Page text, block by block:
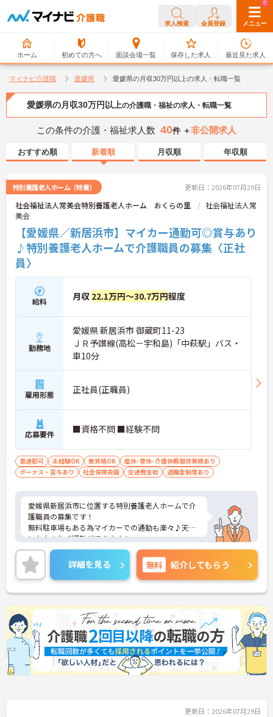
求人検索 会員登録 メニュー
ホーム 初めての方へ 面談会場一覧
0
保存した求人
0
最近見た求人
マイナビ介護職 愛媛県 愛媛県の月収30万円以上の求人・転職一覧
愛媛県の月収30万円以上の介護職・福祉の求人・転職一覧
この条件の介護・福祉求人数 40件 ＋非公開求人
おすすめ順 新着順 月収順 年収順
特別養護老人ホーム（特養） 更新日：2026年07月29日
社会福祉法人常美会特別養護老人ホーム おくらの里
社会福祉法人常
美会
【愛媛県／新居浜市】マイカー通勤可◎賞与あり
♪特別養護老人ホームで介護職員の募集〈正社
員〉
給料 月収 22.1万円～30.7万円程度
勤務地
愛媛県 新居浜市 御蔵町11-23
ＪＲ予讃線(高松－宇和島)「中萩駅」バス・
車10分
雇用形態 正社員(正職員)
応募要件 ■資格不問 ■経験不問
車通勤可 未経験OK 無資格OK
産休･育休･介護休暇取得実績あり
ボーナス・賞与あり
社会保険完備 交通費支給 退職金制度あり
愛媛県新居浜市に位置する特別養護老人ホームで介
護職員の募集です！
無料駐車場もある為マイカーでの通勤も楽々♪天候
に左右されず通勤ができます！
昇給や賞与制度があり、頑張りが評価されてしっか
りと還元されます。さらに各種手当もあるのは嬉し
いポイントです◎現場経験のない方でもチャレンジ
できる職場で、丁寧な研修とフォロー体制で、経験
に関わらず安心してスタートできます。
こちらの求人にご興味がございましたら面接のポイ
ントもお伝えしますので是非ご応募お待ちしており
ます。
詳細を見る 無料 紹介してもらう
更新日：2026年07月29日